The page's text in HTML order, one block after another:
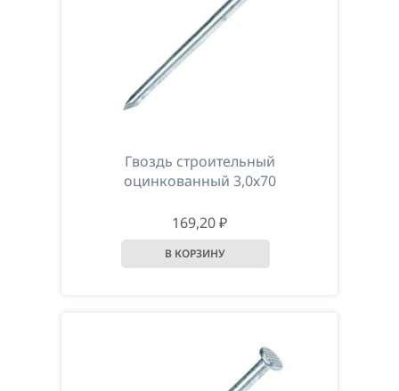
Гвоздь строительный
оцинкованный 3,0х70
169,20 ₽